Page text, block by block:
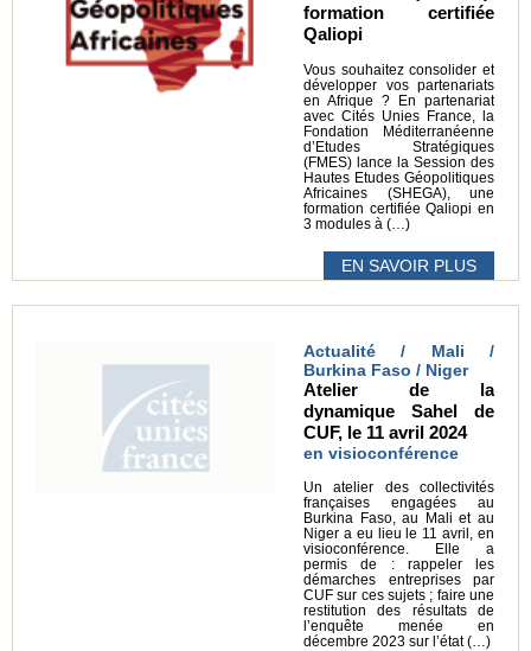
formation certifiée
Qaliopi
Vous souhaitez consolider et
développer vos partenariats
en Afrique ? En partenariat
avec Cités Unies France, la
Fondation Méditerranéenne
d’Etudes Stratégiques
(FMES) lance la Session des
Hautes Etudes Géopolitiques
Africaines (SHEGA), une
formation certifiée Qaliopi en
3 modules à (…)
EN SAVOIR PLUS
Actualité / Mali /
Burkina Faso / Niger
Atelier de la
dynamique Sahel de
CUF, le 11 avril 2024
en visioconférence
Un atelier des collectivités
françaises engagées au
Burkina Faso, au Mali et au
Niger a eu lieu le 11 avril, en
visioconférence. Elle a
permis de : rappeler les
démarches entreprises par
CUF sur ces sujets ; faire une
restitution des résultats de
l’enquête menée en
décembre 2023 sur l’état (…)